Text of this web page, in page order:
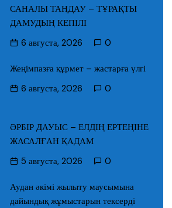
САНАЛЫ ТАҢДАУ – ТҰРАҚТЫ
ДАМУДЫҢ КЕПІЛІ
6 августа, 2026
0
Жеңімпазға құрмет – жастарға үлгі
6 августа, 2026
0
ӘРБІР ДАУЫС – ЕЛДІҢ ЕРТЕҢІНЕ
ЖАСАЛҒАН ҚАДАМ
5 августа, 2026
0
Аудан әкімі жылыту маусымына
дайындық жұмыстарын тексерді